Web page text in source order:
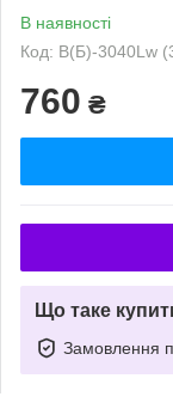
В наявності
Код: В(Б)-3040Lw
760 ₴
Що таке
Замовлення